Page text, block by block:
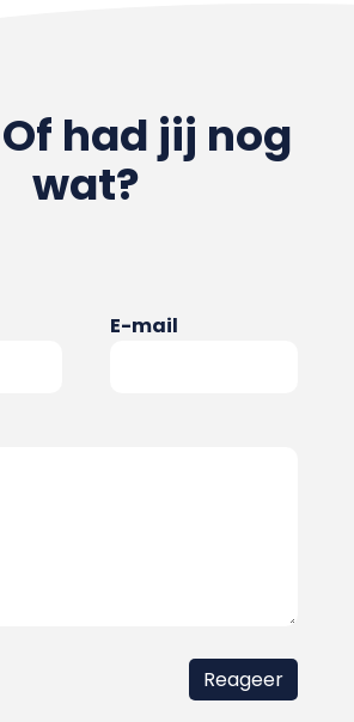
had jij nog
wat?
E-mail